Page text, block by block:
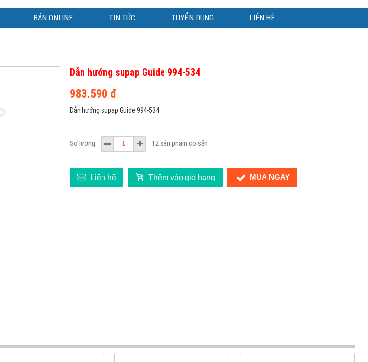
BÁN ONLINE TIN TỨC TUYỂN DỤNG LIÊN HỆ
Dẫn hướng supap Guide 994-534
983.590 đ
Dẫn hướng supap Guide 994-534
Số lượng: 12 sản phẩm có sẵn
Liên hệ Thêm vào giỏ hàng MUA NGAY